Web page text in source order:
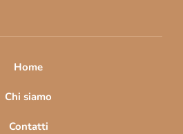
Home
Chi siamo
Contatti